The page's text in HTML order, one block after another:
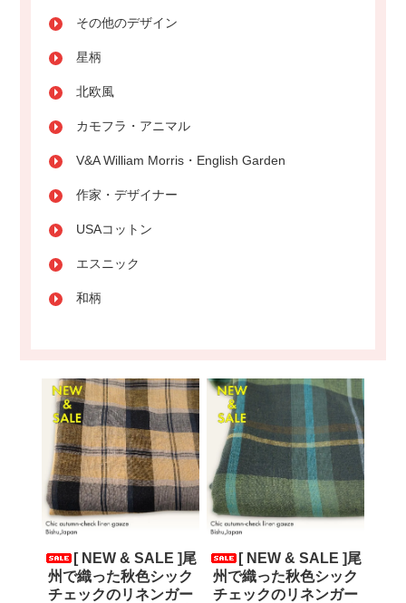
その他のデザイン
星柄
北欧風
カモフラ・アニマル
V&A William Morris・English Garden
作家・デザイナー
USAコットン
エスニック
和柄
[ NEW & SALE ]尾
州で織った秋色シック
チェックのリネンガー
[ NEW & SALE ]尾
州で織った秋色シック
チェックのリネンガー